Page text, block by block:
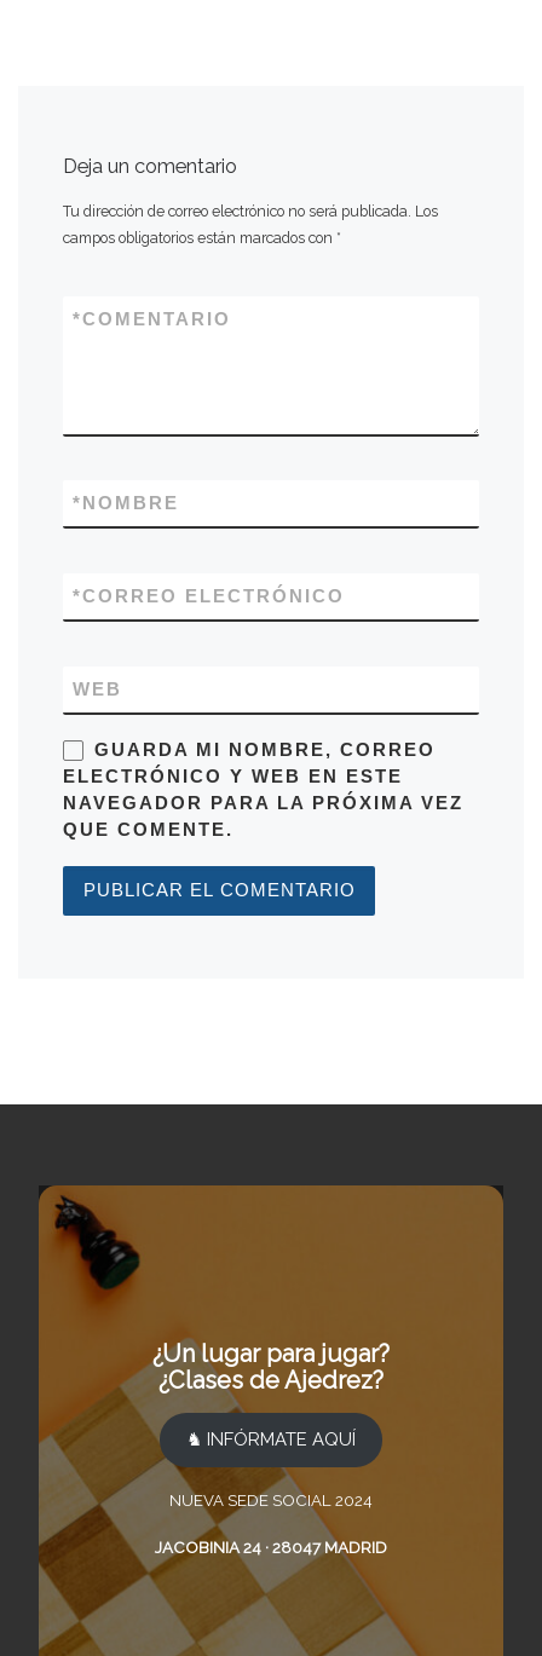
Deja un comentario
Tu dirección de correo electrónico no será publicada. Los
campos obligatorios están marcados con *
COMENTARIO
*
NOMBRE
*
CORREO ELECTRÓNICO
*
WEB
GUARDA MI NOMBRE, CORREO
ELECTRÓNICO Y WEB EN ESTE
NAVEGADOR PARA LA PRÓXIMA VEZ
QUE COMENTE.
¿Un lugar para jugar?
¿Clases de Ajedrez?
♞ INFÓRMATE AQUÍ
NUEVA SEDE SOCIAL 2024
JACOBINIA 24 · 28047 MADRID